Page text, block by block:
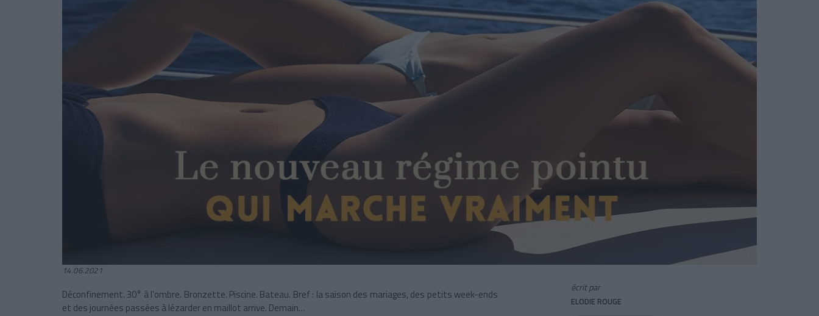
14.06.2021
Déconfinement. 30° à l’ombre. Bronzette. Piscine. Bateau. Bref : la saison des mariages, des petits week-ends
et des journées passées à lézarder en maillot arrive. Demain…
écrit par
ELODIE ROUGE